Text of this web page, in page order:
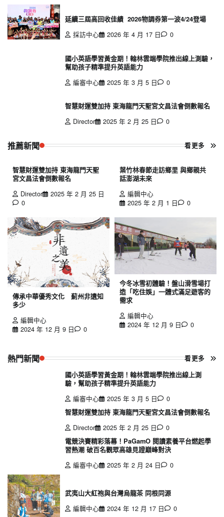
延續三屆高回收佳績 2026物調券第一波4/24登場
採訪中心
2026 年 4 月 17 日 0
國小英語學習黃金期！翰林雲端學院推出線上測驗，
幫助孩子精準提升英語能力
編審中心
2025 年 3 月 5 日 0
智慧財運雙加持 東海龍門天聖宮文昌法會倒數報名
Director
2025 年 2 月 25 日 0
推薦新聞 看更多
智慧財運雙加持 東海龍門天聖
宮文昌法會倒數報名
Director
2025 年 2 月 25 日
0
葉竹林春節走訪鄉里 與鄉親共
話澎湖未來
編輯中心
2025 年 2 月 1 日
0
傳承中華優秀文化 薊州非遺知
多少
編輯中心
2024 年 12 月 9 日
0
今冬冰雪初體驗！盤山滑雪場打
造「吃住娛」一體式滿足遊客的
需求
編輯中心
2024 年 12 月 9 日
0
熱門新聞 看更多
國小英語學習黃金期！翰林雲端學院推出線上測
驗，幫助孩子精準提升英語能力
編審中心
2025 年 3 月 5 日
0
智慧財運雙加持 東海龍門天聖宮文昌法會倒數報名
Director
2025 年 2 月 25 日
0
電競決賽精彩落幕！PaGamO 閱讀素養平台燃起學
習熱潮 破百名觀眾高雄見證巔峰對決
編審中心
2025 年 2 月 24 日 0
武夷山大紅袍與台灣烏龍茶 同根同源
編輯中心
2024 年 12 月 17 日 0